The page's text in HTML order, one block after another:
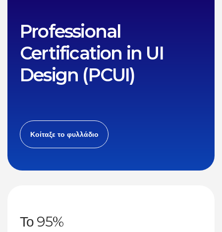
Το 95%
Professional
Certification in UI
Design (PCUI)
Κοίταξε το φυλλάδιο